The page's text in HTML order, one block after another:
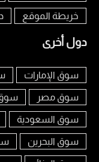
خريطة الموقع
دول أخرى
سوق الإمارات
سوق مصر سوق
سوق السعودية
سوق البحرين